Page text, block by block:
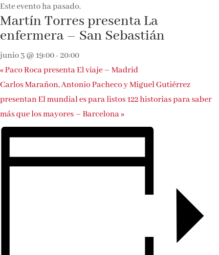
Este evento ha pasado.
Martín Torres presenta La
enfermera – San Sebastián
junio 3 @ 19:00-20:00
«Paco Roca presenta El viaje – Madrid
Carlos Marañon, Antonio Pacheco y Miguel Gutiérrez
presentan El mundial es para listos 122 historias para saber
más que los mayores – Barcelona»